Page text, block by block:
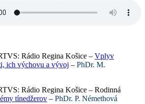
Rádio Regina Košice – Vplyv
ich výchovu a vývoj – PhDr. M.
Rádio Regina Košice – Rodinná
tínedžerov – PhDr. P. Némethová